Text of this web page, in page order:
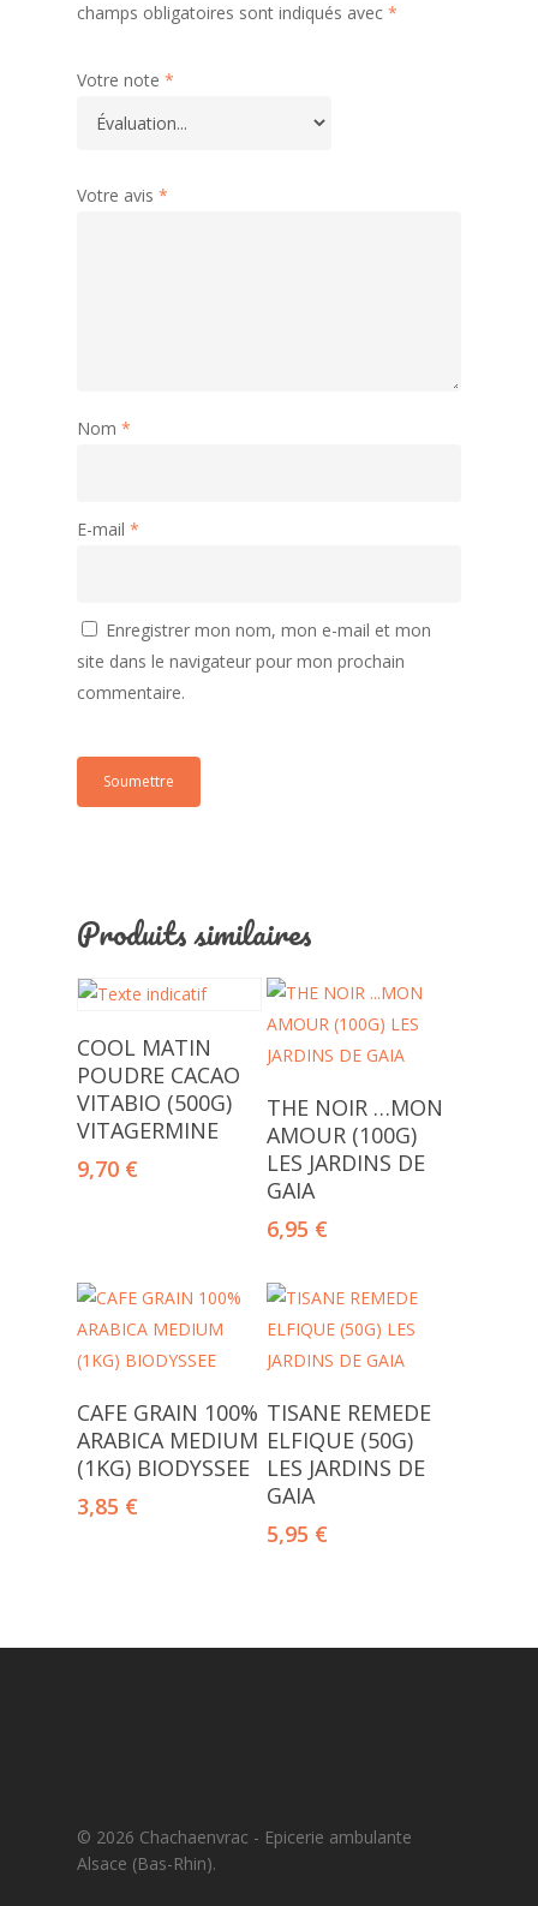
champs obligatoires sont indiqués avec *
Votre note *
Votre avis *
Nom *
E-mail *
Enregistrer mon nom, mon e-mail et mon
site dans le navigateur pour mon prochain
commentaire.
Produits similaires
Ajouter Au Panier
COOL MATIN
POUDRE CACAO
VITABIO (500G)
VITAGERMINE
9,70 €
Ajouter Au Panier
THE NOIR …MON
AMOUR (100G)
LES JARDINS DE
GAIA
6,95 €
Ajouter Au Panier
CAFE GRAIN 100%
ARABICA MEDIUM
(1KG) BIODYSSEE
3,85 €
Ajouter Au Panier
TISANE REMEDE
ELFIQUE (50G)
LES JARDINS DE
GAIA
5,95 €
© 2026 Chachaenvrac - Epicerie ambulante
Alsace (Bas-Rhin).